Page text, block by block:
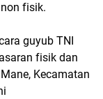
fisik.
guyub TNI
fisik dan
Kecamatan